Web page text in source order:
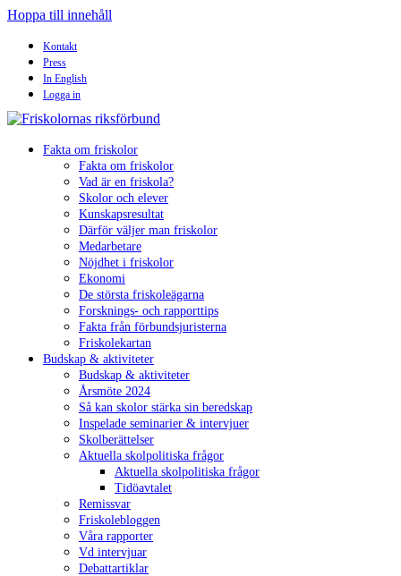
Hoppa till innehåll
Kontakt
Press
In English
Logga in
Fakta om friskolor
Fakta om friskolor
Vad är en friskola?
Skolor och elever
Kunskapsresultat
Därför väljer man friskolor
Medarbetare
Nöjdhet i friskolor
Ekonomi
De största friskoleägarna
Forsknings- och rapporttips
Fakta från förbundsjuristerna
Friskolekartan
Budskap & aktiviteter
Budskap & aktiviteter
Årsmöte 2024
Så kan skolor stärka sin beredskap
Inspelade seminarier & intervjuer
Skolberättelser
Aktuella skolpolitiska frågor
Aktuella skolpolitiska frågor
Tidöavtalet
Remissvar
Friskolebloggen
Våra rapporter
Vd intervjuar
Debattartiklar